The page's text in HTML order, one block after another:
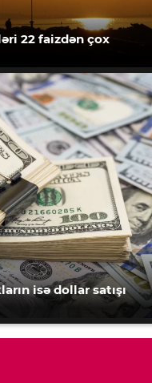
22 faizdən çox
isə dollar satışı